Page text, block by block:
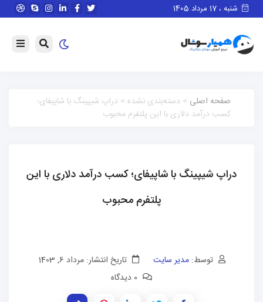
شنبه ، 17 مرداد 1405
صفحه اصلی > دسته‌بندی نشده > دراپ شیپینگ با شاپیفای؛
کسب درآمد دلاری با این پلتفرم محبوب
دراپ شیپینگ با شاپیفای؛ کسب درآمد دلاری با این
پلتفرم محبوب
توسط:مدیر سایت
تاریخ انتشار: مرداد 6, 1403